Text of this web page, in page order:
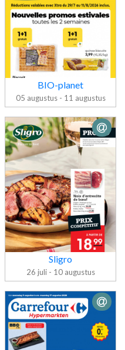
Folder BIO-
planet
BIO-planet
05 augustus - 11 augustus
Folder Sligro
Sligro
26 juli - 10 augustus